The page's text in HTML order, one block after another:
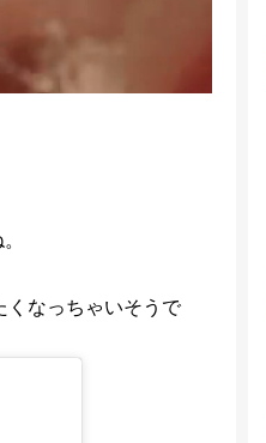
くなっちゃいそうで